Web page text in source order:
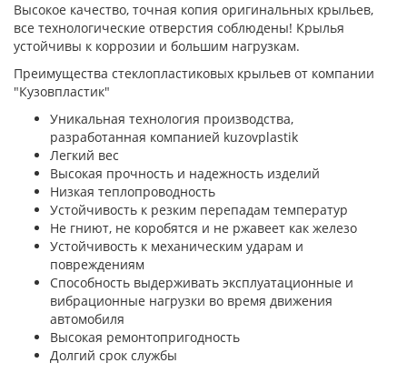
Высокое качество, точная копия оригинальных крыльев,
все технологические отверстия соблюдены! Крылья
устойчивы к коррозии и большим нагрузкам.
Преимущества стеклопластиковых крыльев от компании
"Кузовпластик"
Уникальная технология производства,
разработанная компанией kuzovplastik
Легкий вес
Высокая прочность и надежность изделий
Низкая теплопроводность
Устойчивость к резким перепадам температур
Не гниют, не коробятся и не ржавеет как железо
Устойчивость к механическим ударам и
повреждениям
Способность выдерживать эксплуатационные и
вибрационные нагрузки во время движения
автомобиля
Высокая ремонтопригодность
Долгий срок службы